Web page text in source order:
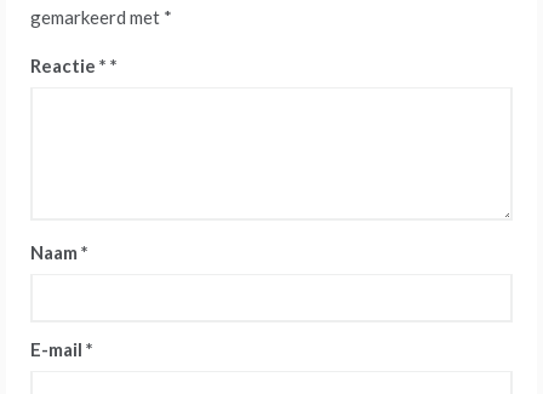
gemarkeerd met *
Reactie *
Naam *
E-mail *